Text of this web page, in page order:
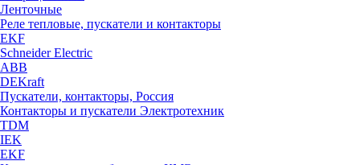
Ленточные
Реле тепловые, пускатели и контакторы
EKF
Schneider Electric
ABB
DEKraft
Пускатели, контакторы, Россия
Контакторы и пускатели Электротехник
TDM
IEK
EKF